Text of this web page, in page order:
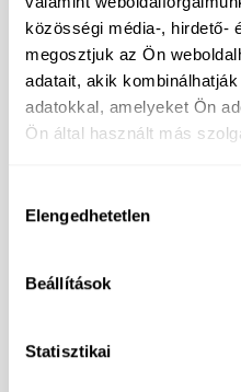
közösségi média-, hirdető-
megosztjuk az Ön
adatait, akik
adatokkal, amelyeket Ön
Ön által használt más
kiválasztása
Elengedhetetlen
Beállítások
Statisztikai
Ponthier Fagy. granulált